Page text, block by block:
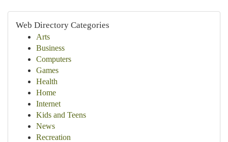
Web Directory Categories
Arts
Business
Computers
Games
Health
Home
Internet
Kids and Teens
News
Recreation